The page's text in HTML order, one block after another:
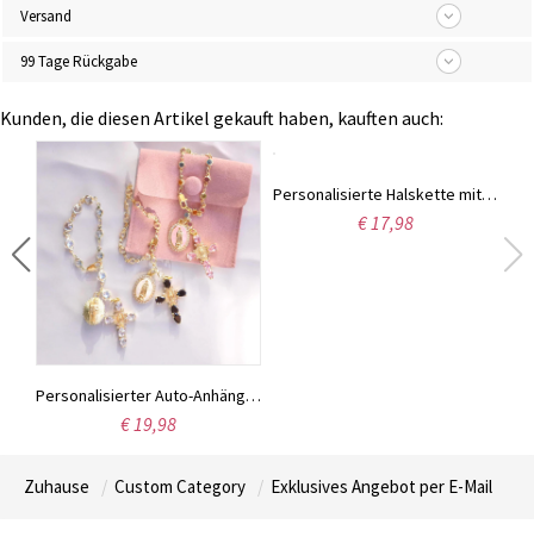
Versand
99 Tage Rückgabe
Kunden, die diesen Artikel gekauft haben, kauften auch:
Personalisierter Auto-Anhänger mit Geburtsstein-Mariä-Kreuz, Kristallrosenkranz-Glücksbringer fürs Lenkrad, Auto-Accessoire, Taufgeschenk für Sie/Mama/Familie
€ 19,98
Personalisierte Halskette mit seitlichem Namensanhänger aus Emaille, Cornicello-Glückshorn, Chili-Namenskette, Geburtstagsgeschenk für italienische Familie/Freunde.
€ 17,98
Zuhause Custom Category Exklusives Angebot per E-Mail